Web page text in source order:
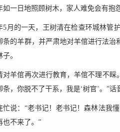
如一日地照顾树木，家人难免会有抱
5月的一天，王树清在检查环城林管
条的羊群，并严肃地对羊倌进行法
。
对羊倌再次进行教育，羊倌不理不
条，你脱不了干系，我是‘树官’。”
忙说：“老书记！老书记！森林法我
也不来了。”